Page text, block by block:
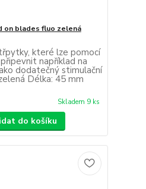
blades fluo zelená
které lze pomocí
například na
dodatečný stimulační
Délka: 45 mm
Skladem 9 ks
do košíku